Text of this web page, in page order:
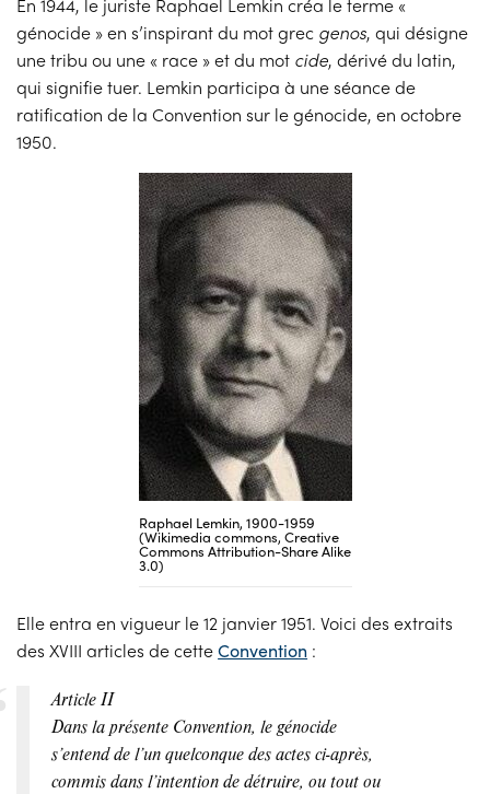
génocide » en s’inspirant du mot grec genos, qui désigne
une tribu ou une « race » et du mot cide, dérivé du latin,
qui signifie tuer. Lemkin participa à une séance de
ratification de la Convention sur le génocide, en octobre
1950.
Raphael Lemkin, 1900-1959
(Wikimedia commons, Creative
Commons Attribution-Share Alike
3.0)
Elle entra en vigueur le 12 janvier 1951. Voici des extraits
des XVIII articles de cetteConvention :
Article II
Dans la présente Convention, le génocide
s’entend de l’un quelconque des actes ci-après,
commis dans l’intention de détruire, ou tout ou